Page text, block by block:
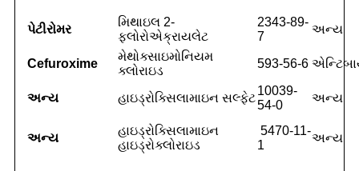
પેટીરોમર
મિથાઇલ 2-
ફ્લોરોએક્રાયલેટ
2343-89-
7
અન્ય
Cefuroxime
મેથોક્સાઇમોનિયમ
ક્લોરાઇડ
593-56-6
અન્ય હાઇડ્રોક્સિલામાઇન સલ્ફેટ
10039-
54-0
અન્ય
અન્ય
હાઇડ્રોક્સિલામાઇન
હાઇડ્રોક્લોરાઇડ
5470-11-
1
અન્ય